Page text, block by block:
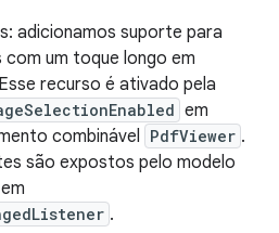
adicionamos suporte para
com um toque longo em
recurso é ativado pela
em
combinável PdfViewer .
são expostos pelo modelo
em
.